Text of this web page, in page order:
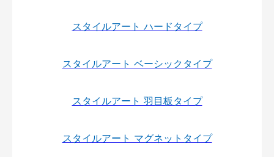
スタイルアート ハードタイプ
スタイルアート ベーシックタイプ
スタイルアート 羽目板タイプ
スタイルアート マグネットタイプ